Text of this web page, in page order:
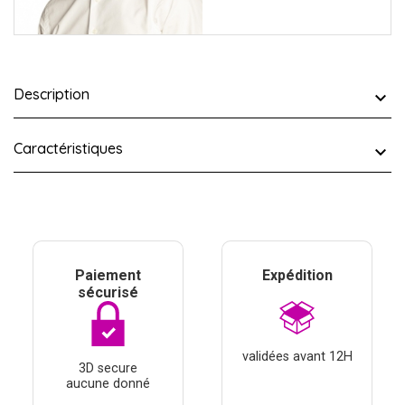
Description
Caractéristiques
Paiement
sécurisé
3D secure
aucune donné
Expédition
validées avant 12H